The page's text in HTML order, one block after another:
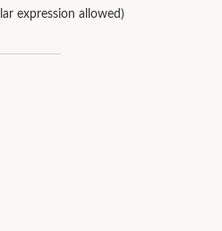
expression allowed)